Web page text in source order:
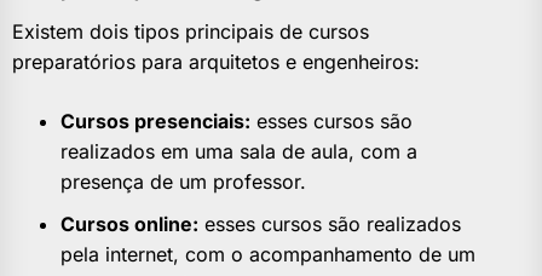
Existem dois tipos principais de cursos
preparatórios para arquitetos e engenheiros:
Cursos presenciais: esses cursos são
realizados em uma sala de aula, com a
presença de um professor.
Cursos online: esses cursos são realizados
pela internet, com o acompanhamento de um